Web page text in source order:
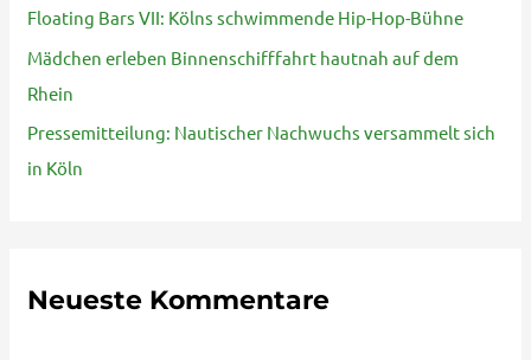
c
h
:
Floating Bars VII: Kölns schwimmende Hip-Hop-Bühne
Mädchen erleben Binnenschifffahrt hautnah auf dem
Rhein
Pressemitteilung: Nautischer Nachwuchs versammelt sich
in Köln
Neueste Kommentare